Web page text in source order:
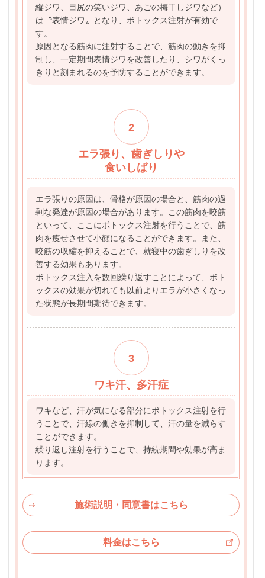
縦ジワ、目尻の笑いジワ、あごの梅干しジワなど）
は〝表情ジワ〟となり、ボトックス注射が有効で
す。
原因となる筋肉に注射することで、筋肉の動きを抑
制し、一定期間表情ジワを改善したり、シワがくっ
きりと刻まれるのを予防することができます。
2
エラ張り、歯ぎしりや
食いしばり
エラ張りの原因は、骨格が原因の場合と、筋肉の過
剰な発達が原因の場合があります。この筋肉を咬筋
といって、ここにボトックス注射を行うことで、筋
肉を痩せさせて小顔になることができます。また、
咬筋の収縮を抑えることで、就寝中の歯ぎしりを改
善する効果もあります。
ボトックス注入を数回繰り返すことによって、ボト
ックスの効果が切れても以前よりエラが小さくなっ
た状態が長期間期待できます。
3
ワキ汗、多汗症
ワキなど、汗が気になる部分にボトックス注射を行
うことで、汗線の働きを抑制して、汗の量を減らす
ことができます。
繰り返し注射を行うことで、持続期間や効果が高ま
ります。
施術説明・同意書はこちら
料金はこちら